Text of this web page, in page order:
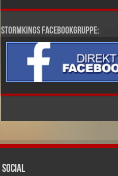
Stormkings Facebookgruppe:
Social